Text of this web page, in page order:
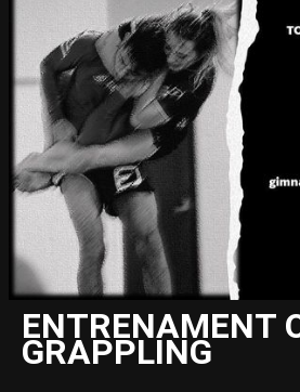
ENTRENAMENT
GRAPPLING